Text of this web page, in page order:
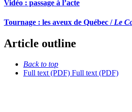
Vidéo : passage à l’acte
Tournage : les aveux de Québec / Le
Article outline
Back to top
Full text (PDF) Full text (PDF)